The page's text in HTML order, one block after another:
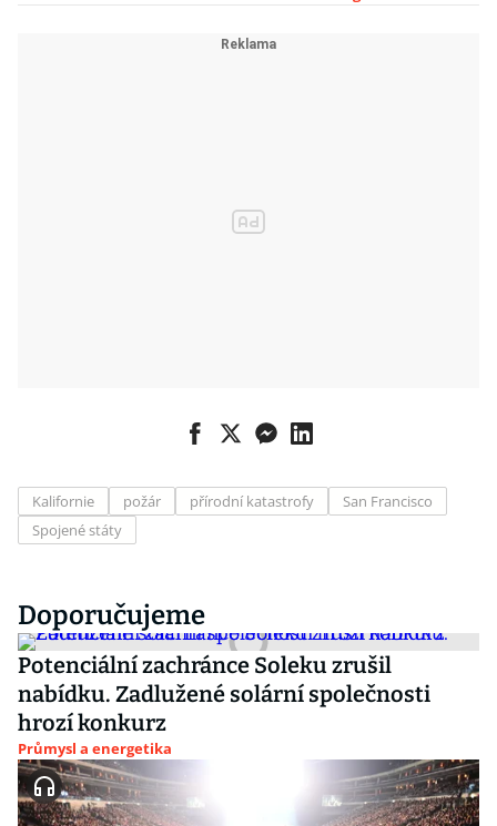
Kalifornie požár přírodní katastrofy
San Francisco
Spojené státy
Doporučujeme
Potenciální zachránce Soleku zrušil
nabídku. Zadlužené solární společnosti
hrozí konkurz
Průmysl a energetika